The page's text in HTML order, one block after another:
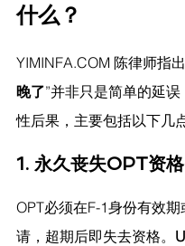
什么？
YIMINFA.COM 陈律师指出
晚了”并非只是简单的延
性后果，主要包括以下几
1. 永久丧失OPT资格
OPT必须在F-1身份有效
请，超期后即失去资格。